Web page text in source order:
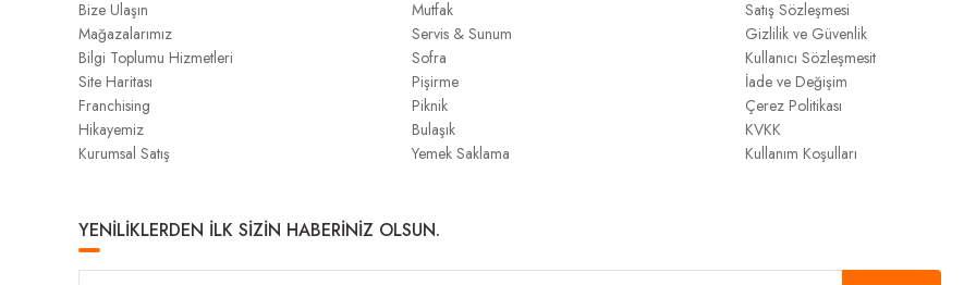
Bize Ulaşın
Mağazalarımız
Bilgi Toplumu Hizmetleri
Site Haritası
Franchising
Hikayemiz
Kurumsal Satış
Mutfak
Servis & Sunum
Sofra
Pişirme
Piknik
Bulaşık
Yemek Saklama
Satış Sözleşmesi
Gizlilik ve Güvenlik
Kullanıcı Sözleşmesit
İade ve Değişim
Çerez Politikası
KVKK
Kullanım Koşulları
YENİLİKLERDEN İLK SİZİN HABERİNİZ OLSUN.